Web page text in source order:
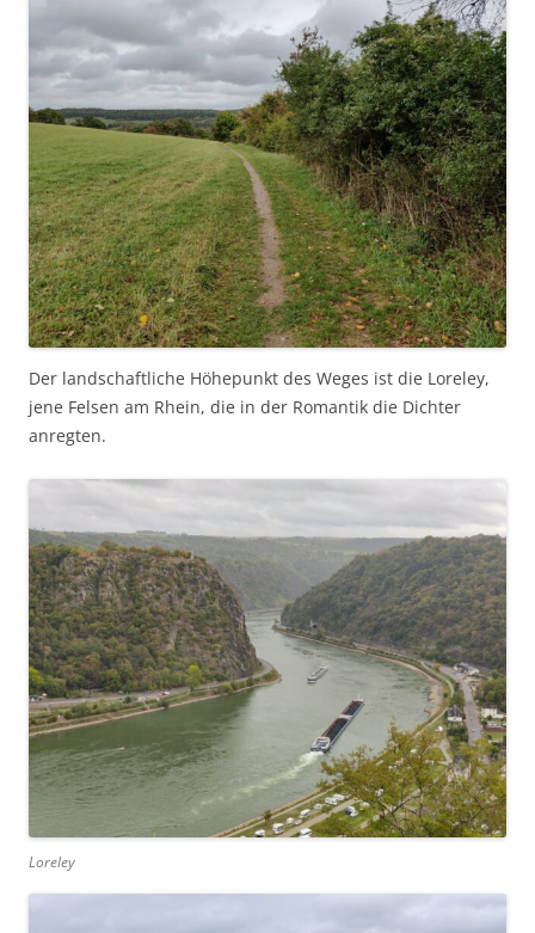
Der landschaftliche Höhepunkt des Weges ist die Loreley,
jene Felsen am Rhein, die in der Romantik die Dichter
anregten.
Loreley